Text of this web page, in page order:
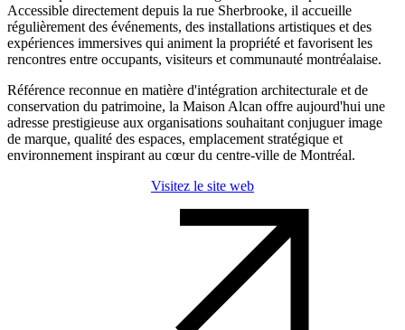
Accessible directement depuis la rue Sherbrooke, il accueille
régulièrement des événements, des installations artistiques et des
expériences immersives qui animent la propriété et favorisent les
rencontres entre occupants, visiteurs et communauté montréalaise.
Référence reconnue en matière d'intégration architecturale et de
conservation du patrimoine, la Maison Alcan offre aujourd'hui une
adresse prestigieuse aux organisations souhaitant conjuguer image
de marque, qualité des espaces, emplacement stratégique et
environnement inspirant au cœur du centre-ville de Montréal.
Visitez le site web